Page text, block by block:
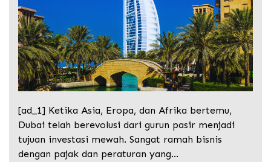
[ad_1] Ketika Asia, Eropa, dan Afrika bertemu,
Dubai telah berevolusi dari gurun pasir menjadi
tujuan investasi mewah. Sangat ramah bisnis
dengan pajak dan peraturan yang…